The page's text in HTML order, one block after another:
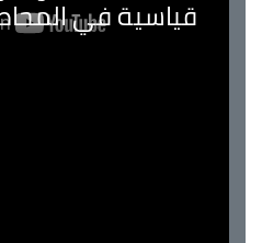
قياسية في